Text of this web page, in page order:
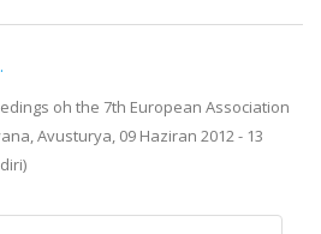
oh the 7th European Association
Avusturya, 09 Haziran 2012 - 13